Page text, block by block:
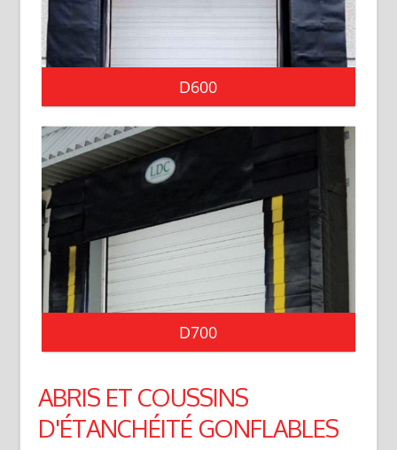
D600
D700
ABRIS ET COUSSINS
D'ÉTANCHÉITÉ GONFLABLES